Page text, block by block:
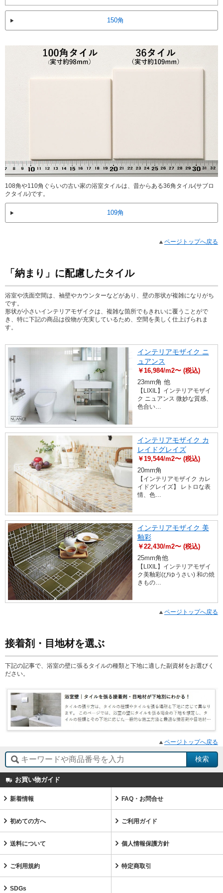
150角
108角や110角ぐらいの古い家の浴室タイルは、昔からある36角タイル(サブロ
クタイル)です。
109角
ページトップへ戻る
「納まり」に配慮したタイル
浴室や洗面空間は、袖壁やカウンターなどがあり、壁の形状が複雑になりがち
です。
形状が小さいインテリアモザイクは、複雑な箇所でもきれいに覆うことがで
き、特に下記の商品は役物が充実しているため、空間を美しく仕上げられま
す。
インテリアモザイク ニ
ュアンス
￥16,984/m2〜 (税込)
23mm角 他
【LIXIL】インテリアモザイ
ク ニュアンス 微妙な質感、
色合い…
インテリアモザイク カ
レイドグレイズ
￥19,544/m2〜 (税込)
20mm角
【インテリアモザイク カレ
イドグレイズ】 レトロな表
情、色…
インテリアモザイク 美
釉彩
￥22,430/m2〜 (税込)
25mm角他
【LIXIL】インテリアモザイ
ク美釉彩(びゆうさい) 和の焼
きもの…
ページトップへ戻る
接着剤・目地材を選ぶ
下記の記事で、浴室の壁に張るタイルの種類と下地に適した副資材をお選びく
ださい。
ページトップへ戻る
お買い物ガイド
新着情報 FAQ・お問合せ
初めての方へ ご利用ガイド
送料について 個人情報保護方針
ご利用規約 特定商取引
SDGs